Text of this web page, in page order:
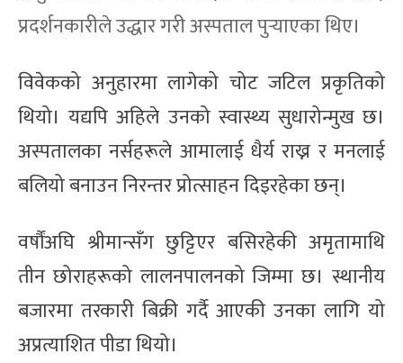
प्रदर्शनकारीले उद्धार गरी अस्पताल पुर्‍याएका थिए।
विवेकको अनुहारमा लागेको चोट जटिल प्रकृतिको
थियो। यद्यपि अहिले उनको स्वास्थ्य सुधारोन्मुख छ।
अस्पतालका नर्सहरूले आमालाई धैर्य राख्न र मनलाई
बलियो बनाउन निरन्तर प्रोत्साहन दिइरहेका छन्।
वर्षौंअघि श्रीमान्सँग छुट्टिएर बसिरहेकी अमृतामाथि
तीन छोराहरूको लालनपालनको जिम्मा छ। स्थानीय
बजारमा तरकारी बिक्री गर्दै आएकी उनका लागि यो
अप्रत्याशित पीडा थियो।